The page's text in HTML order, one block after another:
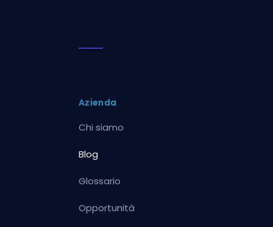
Azienda
Chi siamo
Blog
Glossario
Opportunità